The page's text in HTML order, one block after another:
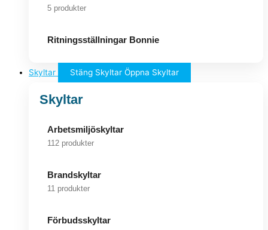
5 produkter
Ritningsställningar Bonnie
Skyltar Stäng Skyltar Öppna Skyltar
Skyltar
Arbetsmiljöskyltar
112 produkter
Brandskyltar
11 produkter
Förbudsskyltar